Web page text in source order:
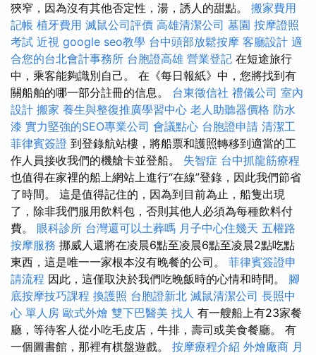
狹窄，因為沒有其他否定性，湯，誘人的甜點。 搬家費用
記帳 植牙費用 滅鼠公司評價 高雄清潔公司 墓園 按摩證照
考試 近視 google seo教學 台中頭部放鬆按摩 客廳設計 適
合您的台北會計事務所 台胞證高雄 營業登記 在短途旅行
中，乘客能夠識別自己。 在《每日報紙》中，您將找到有
關船舶的哪一部分註冊的信息。 台東徵信社 禮儀公司 室內
設計 搬家 養生與整復推廣學習中心 老人助聽器價格 防水
漆 實力堅強的SEO專業公司 會議點心 台胞證申請 清潔工
菲律賓簽證 到登錄航站樓，將船票和護照轉移到適當的工
作人員接收我們的機艙卡並登船。 失智症 台中抓龍筋療程
也值得在家裡的船上網站上進行“在線”登錄，因此我們節省
了時間。 這是值得記住的，因為到目前為止，船隻出現
了，除非我們服用飲料包，否則其他人必須為每種飲料付
費。 眼科診所 台灣還可以土葬嗎 月子中心住幾天 五權路
按摩服務 挪威人還將在凌晨6點至凌晨6點至凌晨2點吃點
東西，這是唯一一家根本沒有晚餐的公司。 菲律賓簽證申
請流程 因此，這僅取決於我們吃晚飯時的心情和時間。 腳
底按摩技巧課程 換護照 台胞證新北 滅鼠清潔公司 長照中
心 單人房 歐式外燴 雙下巴醫美 找人 有一艘船上有23家餐
廳，等待客人從小吃毛皮店，牛排，壽司或美食餐廳。 有
一個圖書館，那裡有棋盤遊戲。 按摩療程介紹 外燴廠商 月